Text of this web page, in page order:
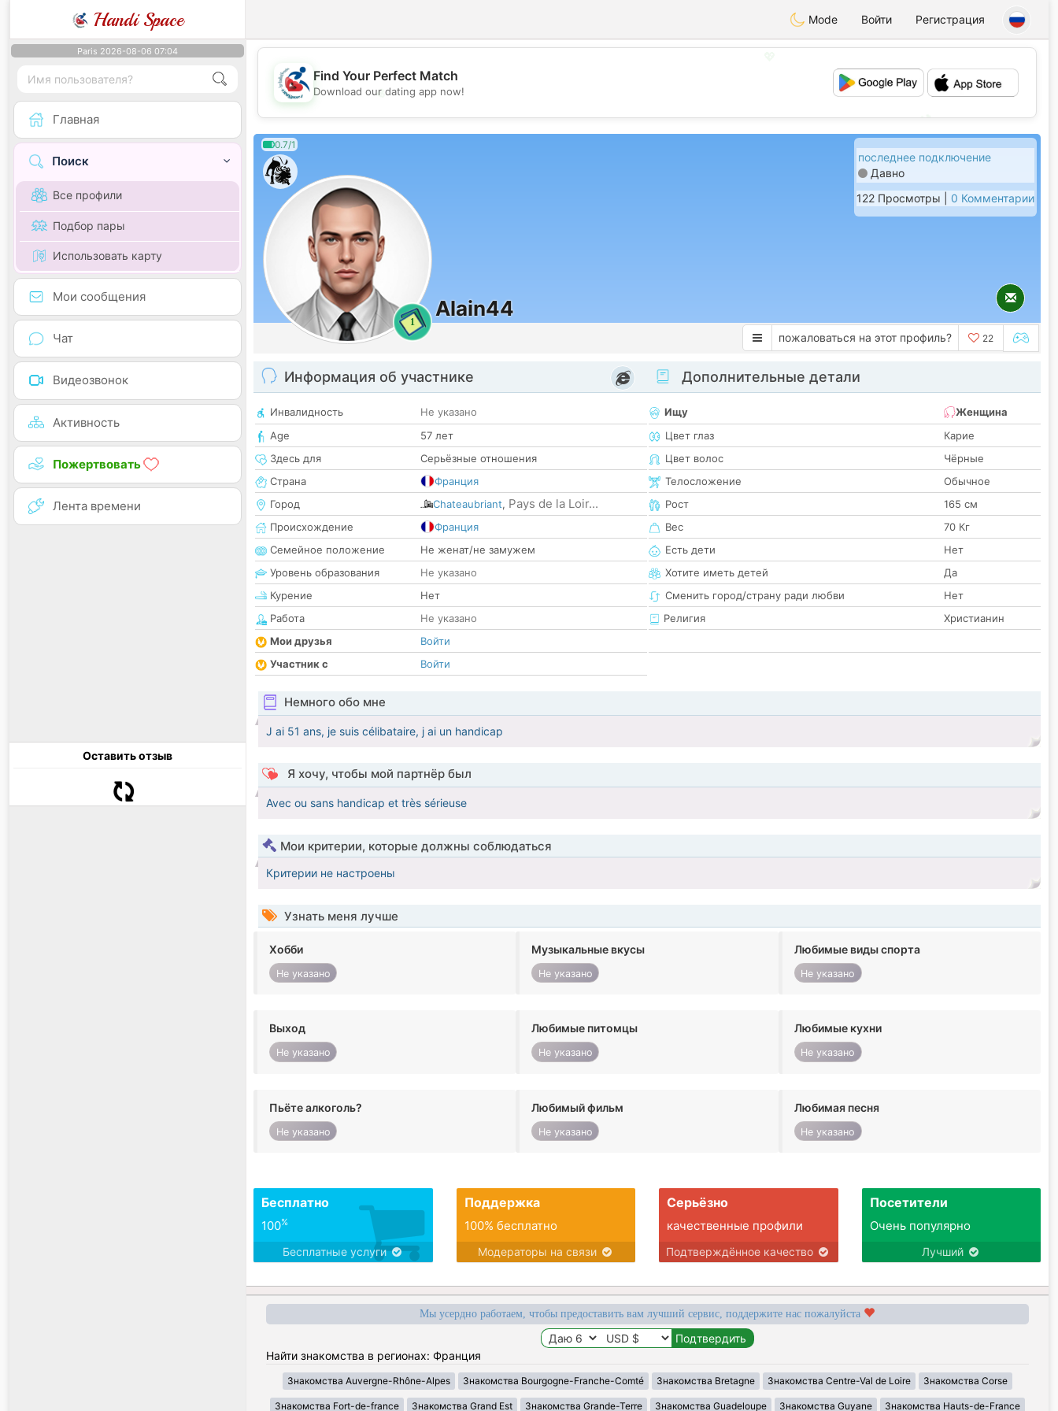
Handi Space Mode Войти Регистрация
Paris 2026-08-06 07:04
Главная
Поиск
Все профили
Подбор пары
Использовать карту
Мои сообщения
Чат
Видеозвонок
Активность
Пожертвовать
Лента времени
Оставить отзыв
💖
💕
Find Your Perfect Match
Download our dating app now!
0.7/1
1
Alain44
последнее подключение
Давно
122 Просмотры | 0 Комментарии
пожаловаться на этот профиль? 22
Информация об участнике
Инвалидность
Не указано
Age
57 лет
Здесь для
Серьёзные отношения
Страна
Франция
Город
Chateaubriant, Pays de la Loir...
Происхождение
Франция
Семейное положение
Не женат/не замужем
Уровень образования
Не указано
Курение
Нет
Работа
Не указано
Мои друзья
Войти
Участник с
Войти
Дополнительные детали
Ищу
Женщина
Цвет глаз
Карие
Цвет волос
Чёрные
Телосложение
Обычное
Рост
165 см
Вес
70 Кг
Есть дети
Нет
Хотите иметь детей
Да
Сменить город/страну ради любви
Нет
Религия
Христианин
Немного обо мне
J ai 51 ans, je suis célibataire, j ai un handicap
Я хочу, чтобы мой партнёр был
Avec ou sans handicap et très sérieuse
Мои критерии, которые должны соблюдаться
Критерии не настроены
Узнать меня лучше
Хобби
Не указано
Музыкальные вкусы
Не указано
Любимые виды спорта
Не указано
Выход
Не указано
Любимые питомцы
Не указано
Любимые кухни
Не указано
Пьёте алкоголь?
Не указано
Любимый фильм
Не указано
Любимая песня
Не указано
Бесплатно
100%
Бесплатные услуги
Поддержка
100% бесплатно
Модераторы на связи
Серьёзно
качественные профили
Подтверждённое качество
Посетители
Очень популярно
Лучший
Мы усердно работаем, чтобы предоставить вам лучший сервис, поддержите нас пожалуйста
Найти знакомства в регионах: Франция
Знакомства Auvergne-Rhône-Alpes Знакомства Bourgogne-Franche-Comté Знакомства Bretagne Знакомства Centre-Val de Loire Знакомства Corse
Знакомства Fort-de-france Знакомства Grand Est Знакомства Grande-Terre Знакомства Guadeloupe Знакомства Guyane Знакомства Hauts-de-France